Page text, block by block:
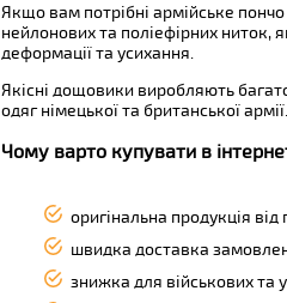
Якщо вам потрібні армійське
нейлонових та поліефірних ниток,
деформації та усихання.
Якісні дощовики виробляють
одяг німецької та британської армії.
Чому варто купувати в
оригінальна продукція
швидка доставка
знижка для військових та